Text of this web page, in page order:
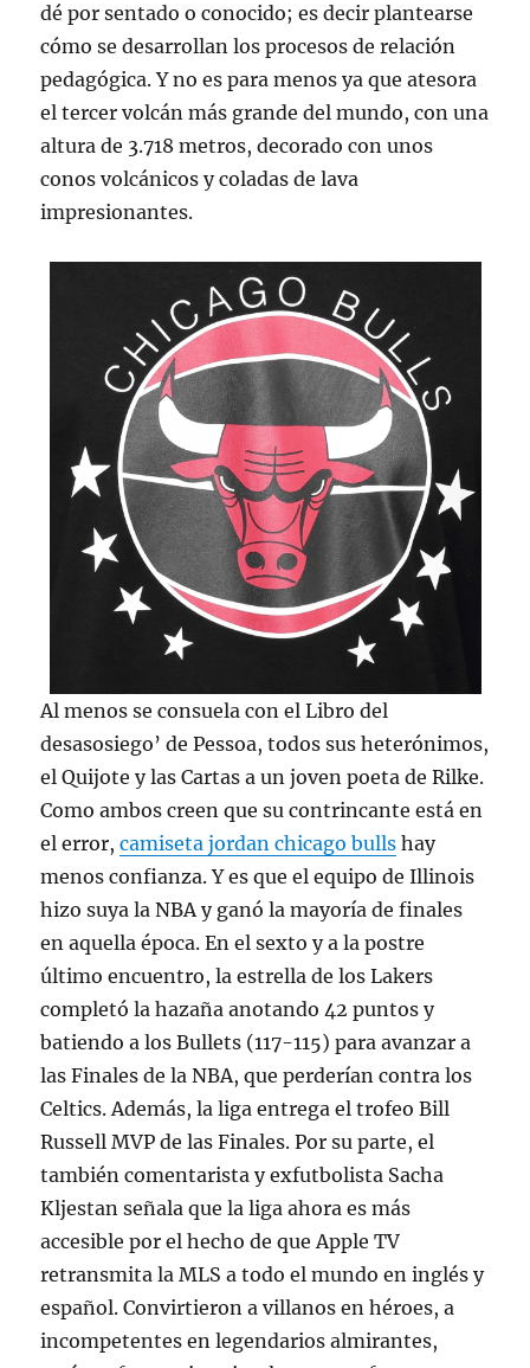
dé por sentado o conocido; es decir plantearse
cómo se desarrollan los procesos de relación
pedagógica. Y no es para menos ya que atesora
el tercer volcán más grande del mundo, con una
altura de 3.718 metros, decorado con unos
conos volcánicos y coladas de lava
impresionantes.
Al menos se consuela con el Libro del
desasosiego’ de Pessoa, todos sus heterónimos,
el Quijote y las Cartas a un joven poeta de Rilke.
Como ambos creen que su contrincante está en
el error,camiseta jordan chicago bulls hay
menos confianza. Y es que el equipo de Illinois
hizo suya la NBA y ganó la mayoría de finales
en aquella época. En el sexto y a la postre
último encuentro, la estrella de los Lakers
completó la hazaña anotando 42 puntos y
batiendo a los Bullets (117-115) para avanzar a
las Finales de la NBA, que perderían contra los
Celtics. Además, la liga entrega el trofeo Bill
Russell MVP de las Finales. Por su parte, el
también comentarista y exfutbolista Sacha
Kljestan señala que la liga ahora es más
accesible por el hecho de que Apple TV
retransmita la MLS a todo el mundo en inglés y
español. Convirtieron a villanos en héroes, a
incompetentes en legendarios almirantes,